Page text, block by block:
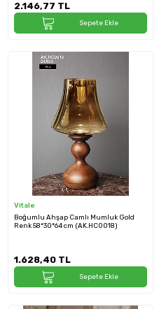
2.146,77 TL
Sepete Ekle
Vitale
Boğumlu Ahşap Camlı Mumluk Gold
Renk 58*30*64 cm (AK.HC0018)
1.628,40 TL
Sepete Ekle